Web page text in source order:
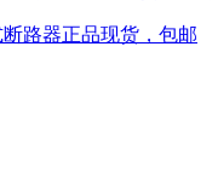
路器正品现货，包邮